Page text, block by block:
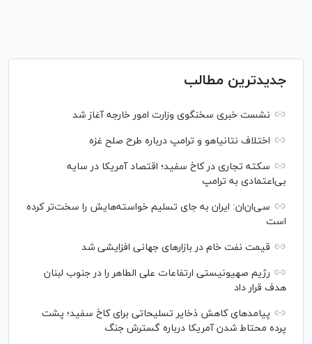
جدیدترین مطالب
نشست خبری سخنگوی وزارت امور خارجه آغاز شد
اختلاف نتانیاهو و ترامپ درباره طرح صلح غزه
سکته تجاری در کاخ سفید؛ اقتصاد آمریکا در سایه
بی‌اعتمادی به ترامپ
سی‌ان‌ان: ایران به جای تسلیم خواسته‌هایش را سخت‎‌تر کرده
است
قیمت نفت خام در بازارهای جهانی افزایشی شد
رژیم صهیونیستی ارتفاعات علی الطاهر را در جنوب لبنان
هدف قرار داد
پیامدهای کاهش ذخایر تسلیحاتی برای کاخ سفید؛ پشت
پرده محتاط شدن آمریکا درباره گسترش جنگ